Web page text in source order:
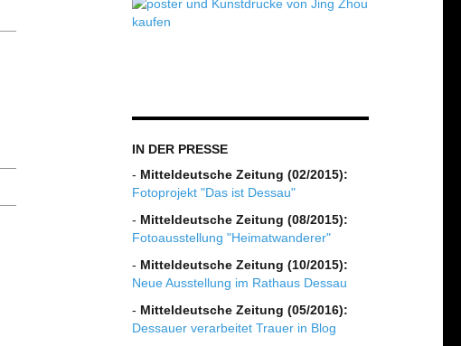
IN DER PRESSE
- Mitteldeutsche Zeitung (02/2015):
Fotoprojekt "Das ist Dessau"
- Mitteldeutsche Zeitung (08/2015):
Fotoausstellung "Heimatwanderer"
- Mitteldeutsche Zeitung (10/2015):
Neue Ausstellung im Rathaus Dessau
- Mitteldeutsche Zeitung (05/2016):
Dessauer verarbeitet Trauer in Blog